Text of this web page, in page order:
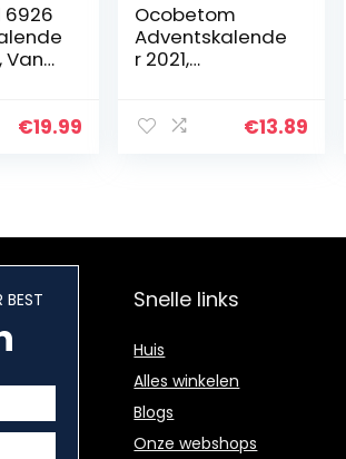
6926
€19.99
Ocobetom
Adventskalende
r 2021,
ender,
…
€13.89
Snelle links
Huis
Alles winkelen
Blogs
Onze webshops